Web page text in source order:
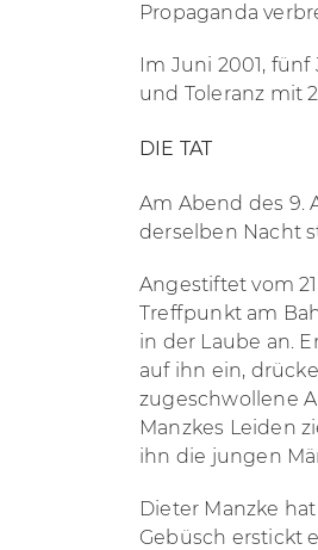
Propaganda
Im Juni 2001,
und Toleranz mit
DIE TAT
Am Abend des 9.
derselben Nacht
Angestiftet vom
Treffpunkt am
in der Laube an.
auf ihn ein,
zugeschwollene
Manzkes Leiden
ihn die jungen
Dieter Manzke
Gebüsch erstickt